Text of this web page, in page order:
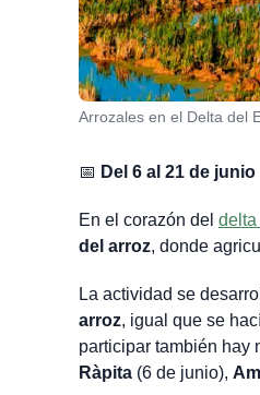
Arrozales en el Delta del
📅 Del 6 al 21 de junio
En el corazón del
del arroz, donde
La actividad se
arroz, igual que se
participar también hay
Ràpita(6 de junio),